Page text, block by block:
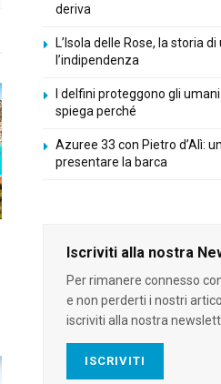
deriva
L’Isola delle Rose, la storia
l’indipendenza
I delfini proteggono gli umani
spiega perché
Azuree 33 con Pietro d’Alì:
presentare la barca
Iscriviti alla nostra
Per rimanere connesso
e non perderti i nostri
iscriviti alla nostra
ISCRIVITI